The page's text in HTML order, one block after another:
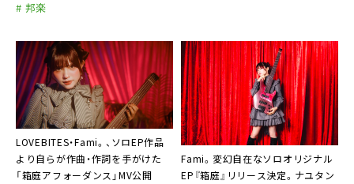
# 邦楽
LOVEBITES・Fami。、ソロEP作品
より自らが作曲・作詞を手がけた
「箱庭アフォーダンス」MV公開
Fami。変幻自在なソロオリジナル
EP『箱庭』リリース決定。ナユタン